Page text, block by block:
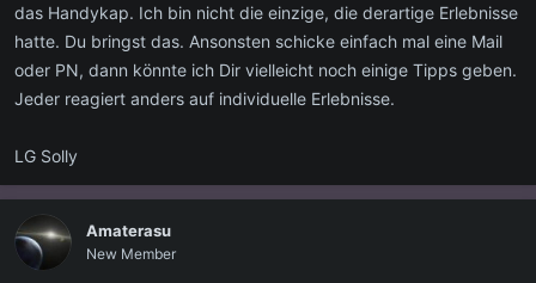
das Handykap. Ich bin nicht die einzige, die derartige Erlebnisse
hatte. Du bringst das. Ansonsten schicke einfach mal eine Mail
oder PN, dann könnte ich Dir vielleicht noch einige Tipps geben.
Jeder reagiert anders auf individuelle Erlebnisse.
LG Solly
Amaterasu
New Member